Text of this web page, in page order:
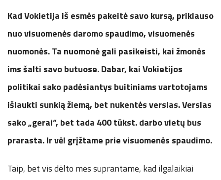
Kad Vokietija iš esmės pakeitė savo kursą, priklauso
nuo visuomenės daromo spaudimo, visuomenės
nuomonės. Ta nuomonė gali pasikeisti, kai žmonės
ims šalti savo butuose. Dabar, kai Vokietijos
politikai sako padėsiantys buitiniams vartotojams
išlaukti sunkią žiemą, bet nukentės verslas. Verslas
sako „gerai“, bet tada 400 tūkst. darbo vietų bus
prarasta. Ir vėl grįžtame prie visuomenės spaudimo.
Taip, bet vis dėlto mes suprantame, kad ilgalaikiai